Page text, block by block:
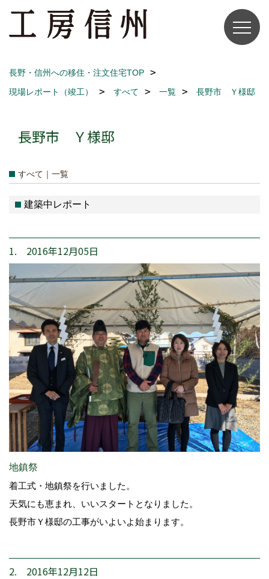
長野・信州への移住・注文住宅TOP
現場レポート（竣工）
すべて 一覧 長野市 Ｙ様邸
長野市 Ｙ様邸
すべて｜一覧
建築中レポート
1. 2016年12月05日
地鎮祭
着工式・地鎮祭を行いました。
天気にも恵まれ、いいスタートとなりました。
長野市Ｙ様邸の工事がいよいよ始まります。
2. 2016年12月12日